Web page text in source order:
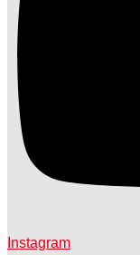
Instagram